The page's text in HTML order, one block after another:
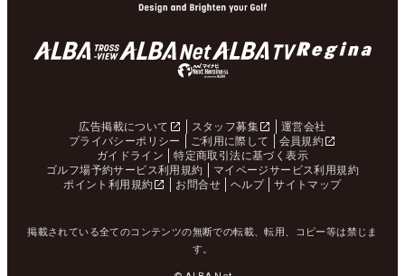
広告掲載について スタッフ募集
運営会社
プライバシーポリシー
ご利用に際して
会員規約
ガイドライン
特定商取引法に基づく表示
ゴルフ場予約サービス利用規約
マイページサービス利用規約
ポイント利用規約
お問合せ ヘルプ サイトマップ
掲載されている全てのコンテンツの無断での転載、転用、コピー等は禁じま
す。